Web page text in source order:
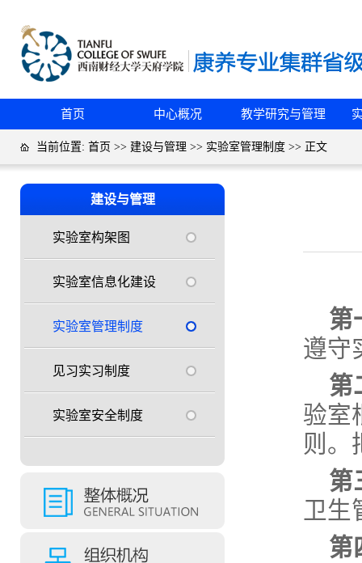
首页 中心概况 教学研究与管理
当前位置: 首页 >> 建设与管理 >> 实验室管理制度 >> 正文
建设与管理
实验室构架图
实验室信息化建设
实验室管理制度
见习实习制度
实验室安全制度
第
遵守
第
验室
则。
第
卫生
第